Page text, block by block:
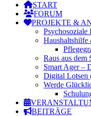
START
FORUM
PROJEKTE &
Psychosoziale
Haushaltshilfe
Raus aus dem
Smart Ager –
Digital Lotsen
Werde
BEITRÄGE